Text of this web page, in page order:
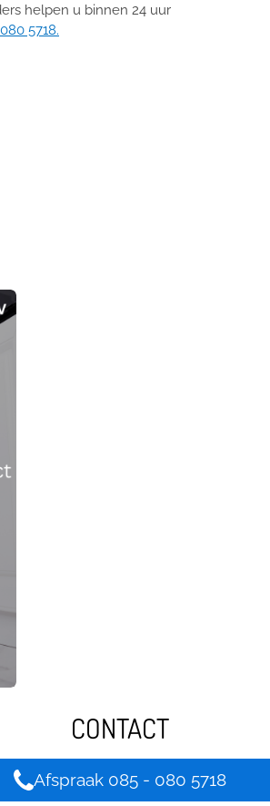
helpen u binnen 24 uur
5718.
CONTACT
Afspraak 085 - 080 5718